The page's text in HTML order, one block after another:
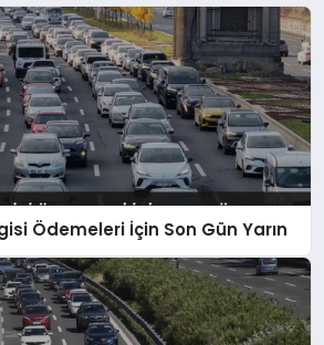
Ödemeleri İçin Son Gün Yarın